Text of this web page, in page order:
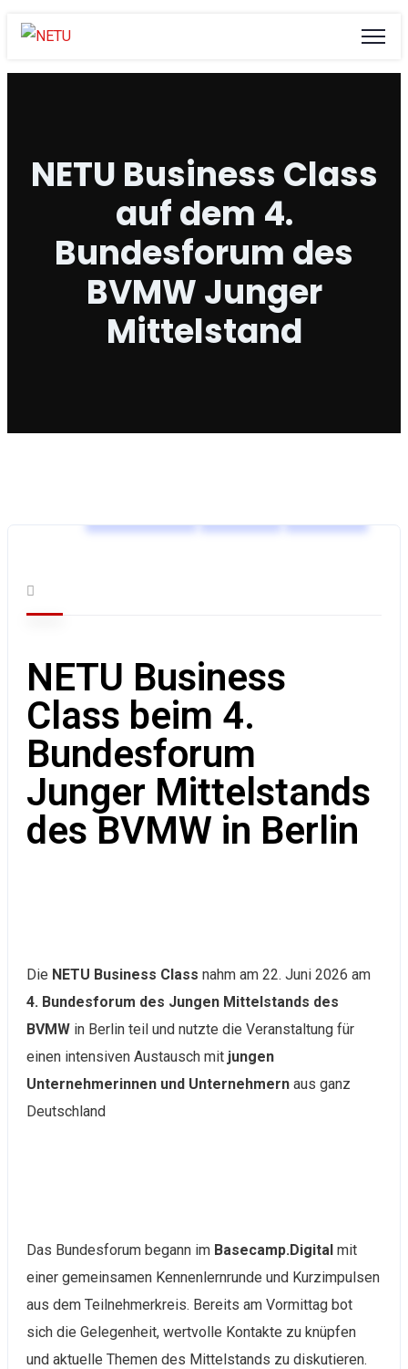
NETU Business Class
auf dem 4.
Bundesforum des
BVMW Junger
Mittelstand
NETU Business
Class beim 4.
Bundesforum
Junger Mittelstands
des BVMW in Berlin
Die NETU Business Class nahm am 22. Juni 2026 am
4. Bundesforum des Jungen Mittelstands des
BVMW in Berlin teil und nutzte die Veranstaltung für
einen intensiven Austausch mit jungen
Unternehmerinnen und Unternehmern aus ganz
Deutschland
Das Bundesforum begann im Basecamp.Digital mit
einer gemeinsamen Kennenlernrunde und Kurzimpulsen
aus dem Teilnehmerkreis. Bereits am Vormittag bot
sich die Gelegenheit, wertvolle Kontakte zu knüpfen
und aktuelle Themen des Mittelstands zu diskutieren.